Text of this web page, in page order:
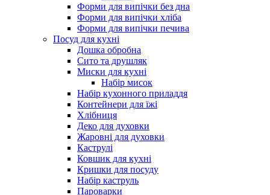
Форми для випічки без дна
Форми для випічки хліба
Форми для випічки печива
Посуд для кухні
Дошка обробна
Сито та друшляк
Миски для кухні
Набір мисок
Набір кухонного приладдя
Контейнери для їжі
Хлібниця
Деко для духовки
Жаровні для духовки
Каструлі
Ковшик для кухні
Кришки для посуду
Набір каструль
Пароварки